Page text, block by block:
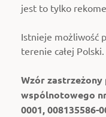
jest to tylko
Istnieje możliwość
terenie całej Polski.
Wzór
wspólnotowego nr
0001, 008135586-